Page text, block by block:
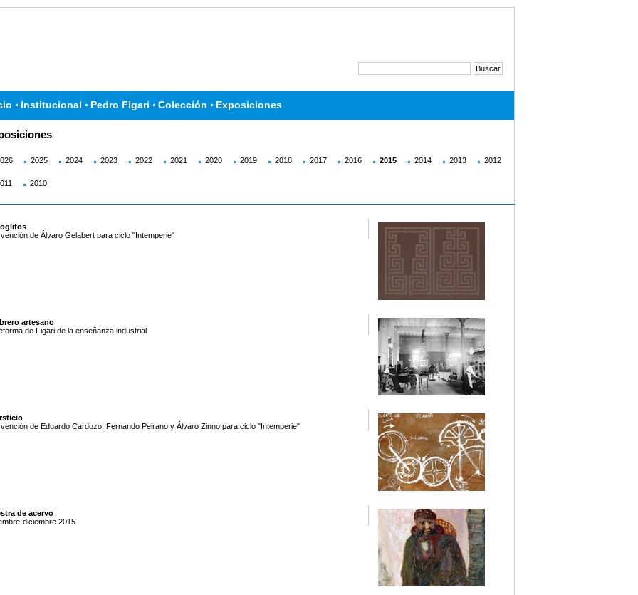
Institucional Pedro Figari Colección Exposiciones
2025 2024 2023 2022 2021 2020 2019 2018 2017 2016 2015 2014 2013 2012
2010
de Álvaro Gelabert para ciclo "Intemperie"
artesano
de Figari de la enseñanza industrial
de Eduardo Cardozo, Fernando Peirano y Álvaro Zinno para ciclo "Intemperie"
de acervo
diciembre 2015